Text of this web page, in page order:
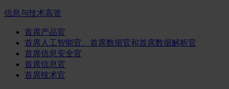
信息与技术高管
首席产品官
首席人工智能官、首席数据官和首席数据解析官
首席信息安全官
首席信息官
首席技术官